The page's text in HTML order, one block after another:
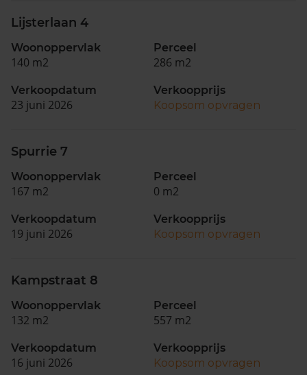
Lijsterlaan 4
Woonoppervlak
140 m2
Perceel
286 m2
Verkoopdatum
23 juni 2026
Verkoopprijs
Koopsom opvragen
Spurrie 7
Woonoppervlak
167 m2
Perceel
0 m2
Verkoopdatum
19 juni 2026
Verkoopprijs
Koopsom opvragen
Kampstraat 8
Woonoppervlak
132 m2
Perceel
557 m2
Verkoopdatum
16 juni 2026
Verkoopprijs
Koopsom opvragen